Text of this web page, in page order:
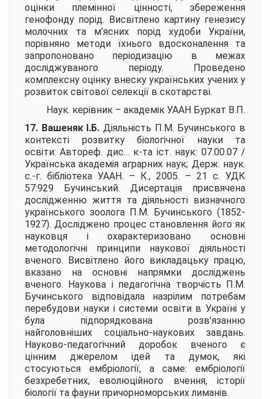
оцінки племінної цінності, збереження
генофонду порід. Висвітлено картину генезису
молочних та м’ясних порід худоби України,
порівняно методи їхнього вдосконалення та
запропоновано періодизацію в межах
досліджуваного періоду. Проведено
комплексну оцінку внеску українських учених у
розвиток світової селекції в скотарстві.
Наук. керівник – академік УААН Буркат В.П.
17. Вашеняк І.Б. Діяльність П.М. Бучинського в
контексті розвитку біологічної науки та
освіти: Автореф. дис… к-та іст. наук: 07.00.07 /
Українська академія аграрних наук; Держ. наук.
с.-г. бібліотека УААН. – К., 2005. – 21 с. УДК
57:929 Бучинський. Дисертація присвячена
дослідженню життя та діяльності визначного
українського зоолога П.М. Бучинського (1852-
1927). Досліджено процес становлення його як
науковця і охарактеризовано основні
методологічні принципи наукової діяльності
вченого. Висвітлено його викладацьку працю,
вказано на основні напрямки досліджень
вченого. Наукова і педагогічна творчість П.М.
Бучинського відповідала назрілим потребам
перебудови науки і системи освіти в Україні у
була підпорядкована розв’язанню
найголовніших соціально-наукових завдань.
Науково-педагогічний доробок вченого є
цінним джерелом ідей та думок, які
стосуються ембріології, а саме: ембріології
безхребетних, еволюційного вчення, історії
біології та фауни причорноморських лиманів.